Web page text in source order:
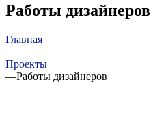
Работы дизайнеров
Главная
—
Проекты
—Работы дизайнеров